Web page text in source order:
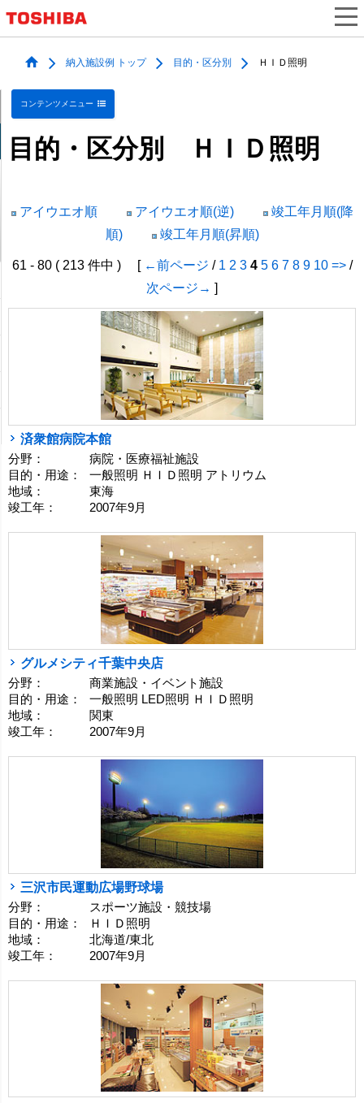
納入施設例 トップ 目的・区分別 ＨＩＤ照明
コンテンツメニュー
目的・区分別 ＨＩＤ照明
アイウエオ順 アイウエオ順(逆)
竣工年月順(降
順)
竣工年月順(昇順)
61 - 80 ( 213 件中 ) [ ←前ページ / 1 2 3 4 5 6 7 8 9 10 =>/
次ページ→ ]
済衆館病院本館
分野：
病院・医療福祉施設
目的・用途：
一般照明 ＨＩＤ照明 アトリウム
地域：
東海
竣工年：
2007年9月
グルメシティ千葉中央店
分野：
商業施設・イベント施設
目的・用途：
一般照明 LED照明 ＨＩＤ照明
地域：
関東
竣工年：
2007年9月
三沢市民運動広場野球場
分野：
スポーツ施設・競技場
目的・用途：
ＨＩＤ照明
地域：
北海道/東北
竣工年：
2007年9月